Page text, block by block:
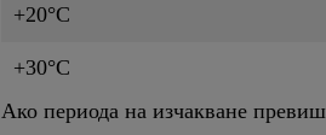
+20°C
+30°C
Ако периода на изчакване